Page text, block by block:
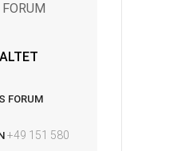
FORUM
+49 151 580